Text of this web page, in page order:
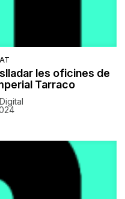
les oficines de
Tarraco